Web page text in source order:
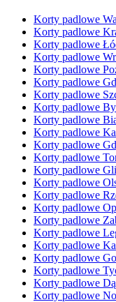
Korty padlowe
Korty padlowe
Korty padlowe
Korty padlowe
Korty padlowe
Korty padlowe
Korty padlowe
Korty padlowe
Korty padlowe
Korty padlowe
Korty padlowe
Korty padlowe
Korty padlowe
Korty padlowe
Korty padlowe
Korty padlowe
Korty padlowe
Korty padlowe
Korty padlowe
Korty padlowe
Korty padlowe
Korty padlowe
Korty padlowe